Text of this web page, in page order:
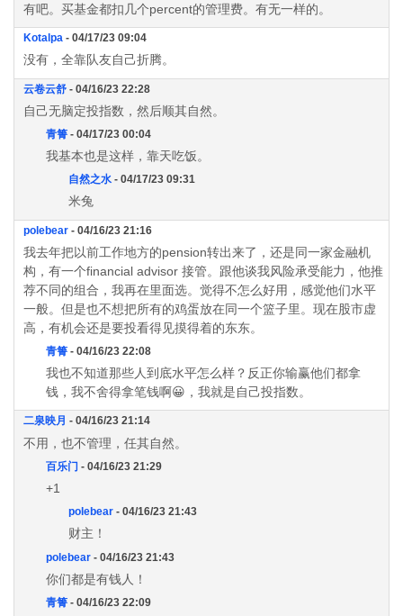
有吧。买基金都扣几个percent的管理费。有无一样的。
Kotalpa - 04/17/23 09:04
没有，全靠队友自己折腾。
云卷云舒 - 04/16/23 22:28
自己无脑定投指数，然后顺其自然。
青箐 - 04/17/23 00:04
我基本也是这样，靠天吃饭。
自然之水 - 04/17/23 09:31
米兔
polebear - 04/16/23 21:16
我去年把以前工作地方的pension转出来了，还是同一家金融机
构，有一个financial advisor 接管。跟他谈我风险承受能力，他推
荐不同的组合，我再在里面选。觉得不怎么好用，感觉他们水平
一般。但是也不想把所有的鸡蛋放在同一个篮子里。现在股市虚
高，有机会还是要投看得见摸得着的东东。
青箐 - 04/16/23 22:08
我也不知道那些人到底水平怎么样？反正你输赢他们都拿
钱，我不舍得拿笔钱啊😀，我就是自己投指数。
二泉映月 - 04/16/23 21:14
不用，也不管理，任其自然。
百乐门 - 04/16/23 21:29
+1
polebear - 04/16/23 21:43
财主！
polebear - 04/16/23 21:43
你们都是有钱人！
青箐 - 04/16/23 22:09